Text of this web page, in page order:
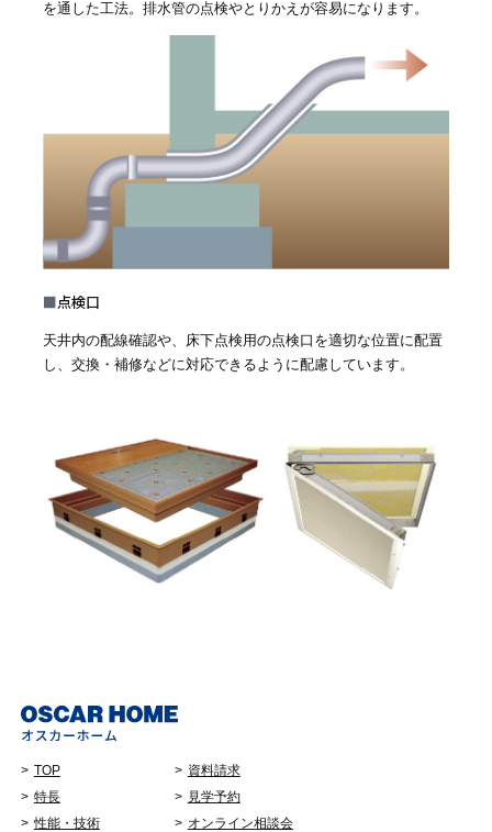
を通した工法。排水管の点検やとりかえが容易になります。
■点検口
天井内の配線確認や、床下点検用の点検口を適切な位置に配置
し、交換・補修などに対応できるように配慮しています。
TOP
特長
性能・技術
資料請求
見学予約
オンライン相談会